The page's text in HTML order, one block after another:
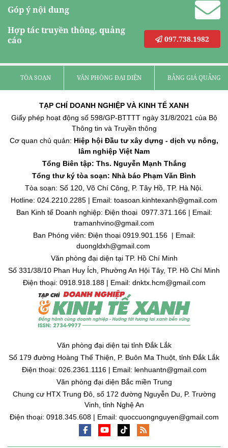
Góp ý nội dung
Hợp tác truyền thông, quảng
cáo
097.738.1982
TÒA SOẠN VĂN PHÒNG ĐẠI DIỆN BẢNG GIÁ QUẢNG
TẠP CHÍ DOANH NGHIỆP VÀ KINH TẾ XANH
Giấy phép hoạt động số 598/GP-BTTTT ngày 31/8/2021 của Bộ
Thông tin và Truyền thông
Cơ quan chủ quản: Hiệp hội Đầu tư xây dựng - dịch vụ nông,
lâm nghiệp Việt Nam
Tổng Biên tập: Ths. Nguyễn Mạnh Thắng
Tổng thư ký tòa soạn: Nhà báo Phạm Văn Bình
Tòa soạn: Số 120, Võ Chí Công, P. Tây Hồ, TP. Hà Nội.
Hotline: 024.2210.2285 | Email: toasoan.kinhtexanh@gmail.com
Ban Kinh tế Doanh nghiệp: Điện thoại 0977.371.166 | Email:
tramanhvino@gmail.com
Ban Phóng viên: Điện thoại 0919.901.156 | Email:
duongldxh@gmail.com
Văn phòng đại diện tại TP. Hồ Chí Minh
Số 331/38/10 Phan Huy Ích, Phường An Hội Tây, TP. Hồ Chí Minh
Điện thoại: 0918.918.188 | Email: dnktx.hcm@gmail.com
Văn phòng đại diện tại tỉnh Đắk Lắk
Số 179 đường Hoàng Thế Thiện, P. Buôn Ma Thuột, tỉnh Đắk Lắk
Điện thoại: 026.2361.1116 | Email: lenhuantn@gmail.com
Văn phòng đại diện Bắc miền Trung
Chung cư HTX Trung Đô, số 172 đường Nguyễn Du, P. Trường
Vinh, tỉnh Nghệ An
Điện thoại: 0918.345.608 | Email: quoccuongnguyen@gmail.com